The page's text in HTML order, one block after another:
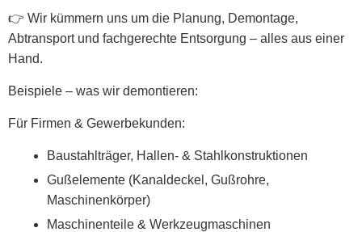
👉 Wir kümmern uns um die Planung, Demontage,
Abtransport und fachgerechte Entsorgung – alles aus einer
Hand.
Beispiele – was wir demontieren:
Für Firmen & Gewerbekunden:
Baustahlträger, Hallen- & Stahlkonstruktionen
Gußelemente (Kanaldeckel, Gußrohre,
Maschinenkörper)
Maschinenteile & Werkzeugmaschinen